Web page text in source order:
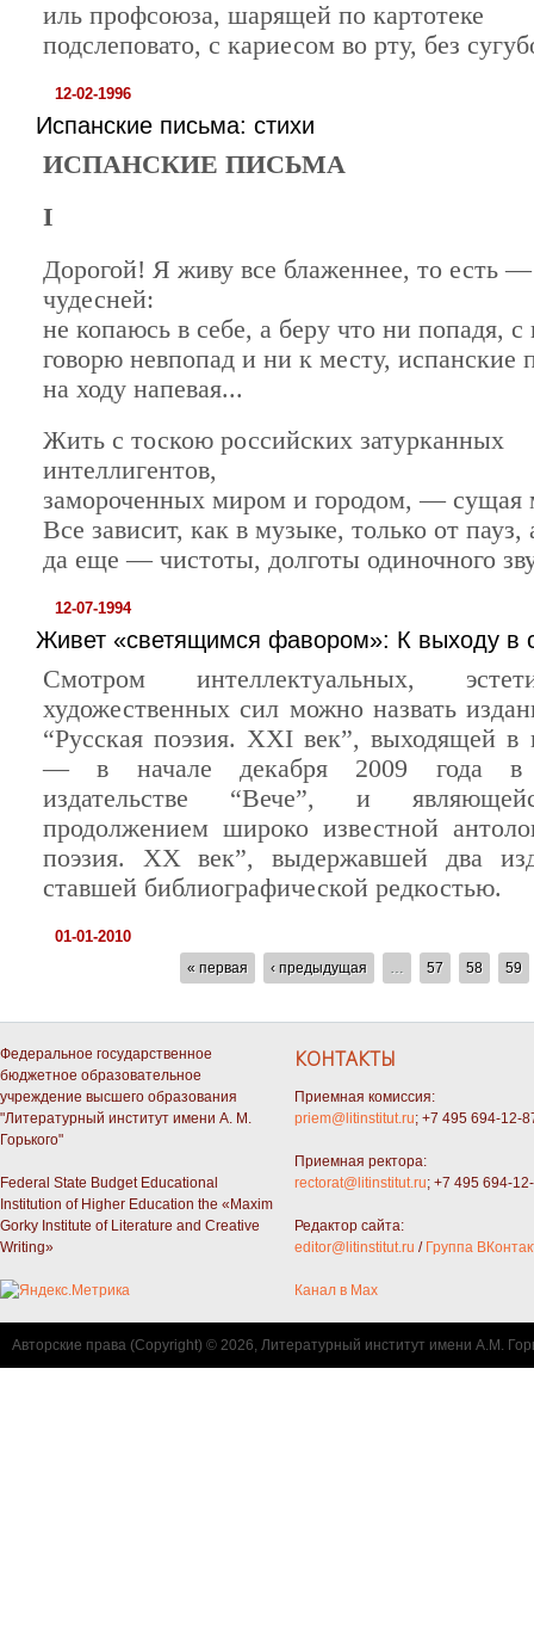
иль профсоюза, шарящей по картотеке
подслеповато, с кариесом во рту, без
12-02-1996
Испанские письма: стихи
ИСПАНСКИЕ ПИСЬМА
I
Дорогой! Я живу все блаженнее, то есть
чудесней:
не копаюсь в себе, а беру что ни попадя, с
говорю невпопад и ни к месту, испанские
на ходу напевая...
Жить с тоскою российских затурканных
интеллигентов,
замороченных миром и городом, — сущая
Все зависит, как в музыке, только от пауз,
да еще — чистоты, долготы одиночного
12-07-1994
Живет «светящимся фавором»: К выходу в
Смотром интеллектуальных,
художественных сил можно назвать
“Русская поэзия. ХХI век”, выходящей в
— в начале декабря 2009 года в
издательстве “Вече”, и
продолжением широко известной
поэзия. ХХ век”, выдержавшей два
ставшей библиографической редкостью.
01-01-2010
СТРАНИЦЫ« первая ‹ предыдущая 57 58 59
Федеральное государственное
бюджетное образовательное
учреждение высшего образования
"Литературный институт имени А. М.
Горького"
Federal State Budget Educational
Institution of Higher Education the «Maxim
Gorky Institute of Literature and Creative
Writing»
КОНТАКТЫ
Приемная комиссия:
priem@litinstitut.ru; +7 495 694-12-
Приемная ректора:
rectorat@litinstitut.ru; +7 495 694-
Редактор сайта:
editor@litinstitut.ru / Группа
Канал в Max
Авторские права (Copyright) © 2026, Литературный институт имени А.М.